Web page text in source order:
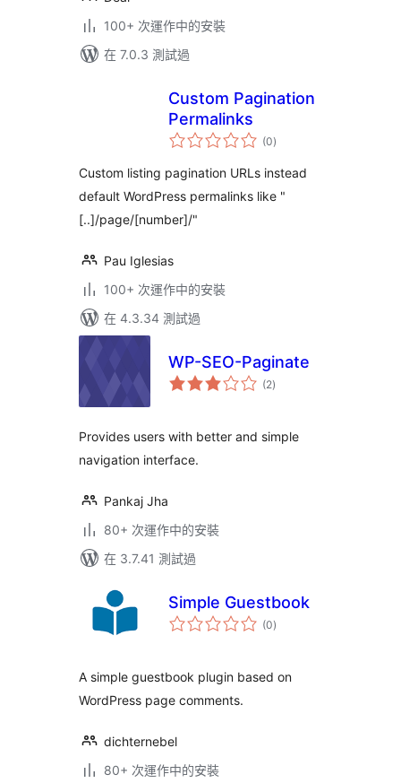
100+ 次運作中的安裝
在 7.0.3 測試過
Custom Pagination
Permalinks
(0總
評)
Custom listing pagination URLs instead
default WordPress permalinks like "
[..]/page/[number]/"
Pau Iglesias
100+ 次運作中的安裝
在 4.3.34 測試過
WP-SEO-Paginate
(2總
評)
Provides users with better and simple
navigation interface.
Pankaj Jha
80+ 次運作中的安裝
在 3.7.41 測試過
Simple Guestbook
(0總
評)
A simple guestbook plugin based on
WordPress page comments.
dichternebel
80+ 次運作中的安裝